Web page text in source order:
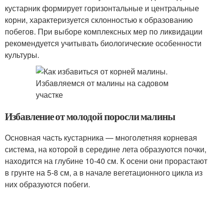
кустарник формирует горизонтальные и центральные
корни, характеризуется склонностью к образованию
побегов. При выборе комплексных мер по ликвидации
рекомендуется учитывать биологические особенности
культуры.
Избавление от молодой поросли малины
Основная часть кустарника — многолетняя корневая
система, на которой в середине лета образуются почки,
находится на глубине 10-40 см. К осени они прорастают
в грунте на 5-8 см, а в начале вегетационного цикла из
них образуются побеги.